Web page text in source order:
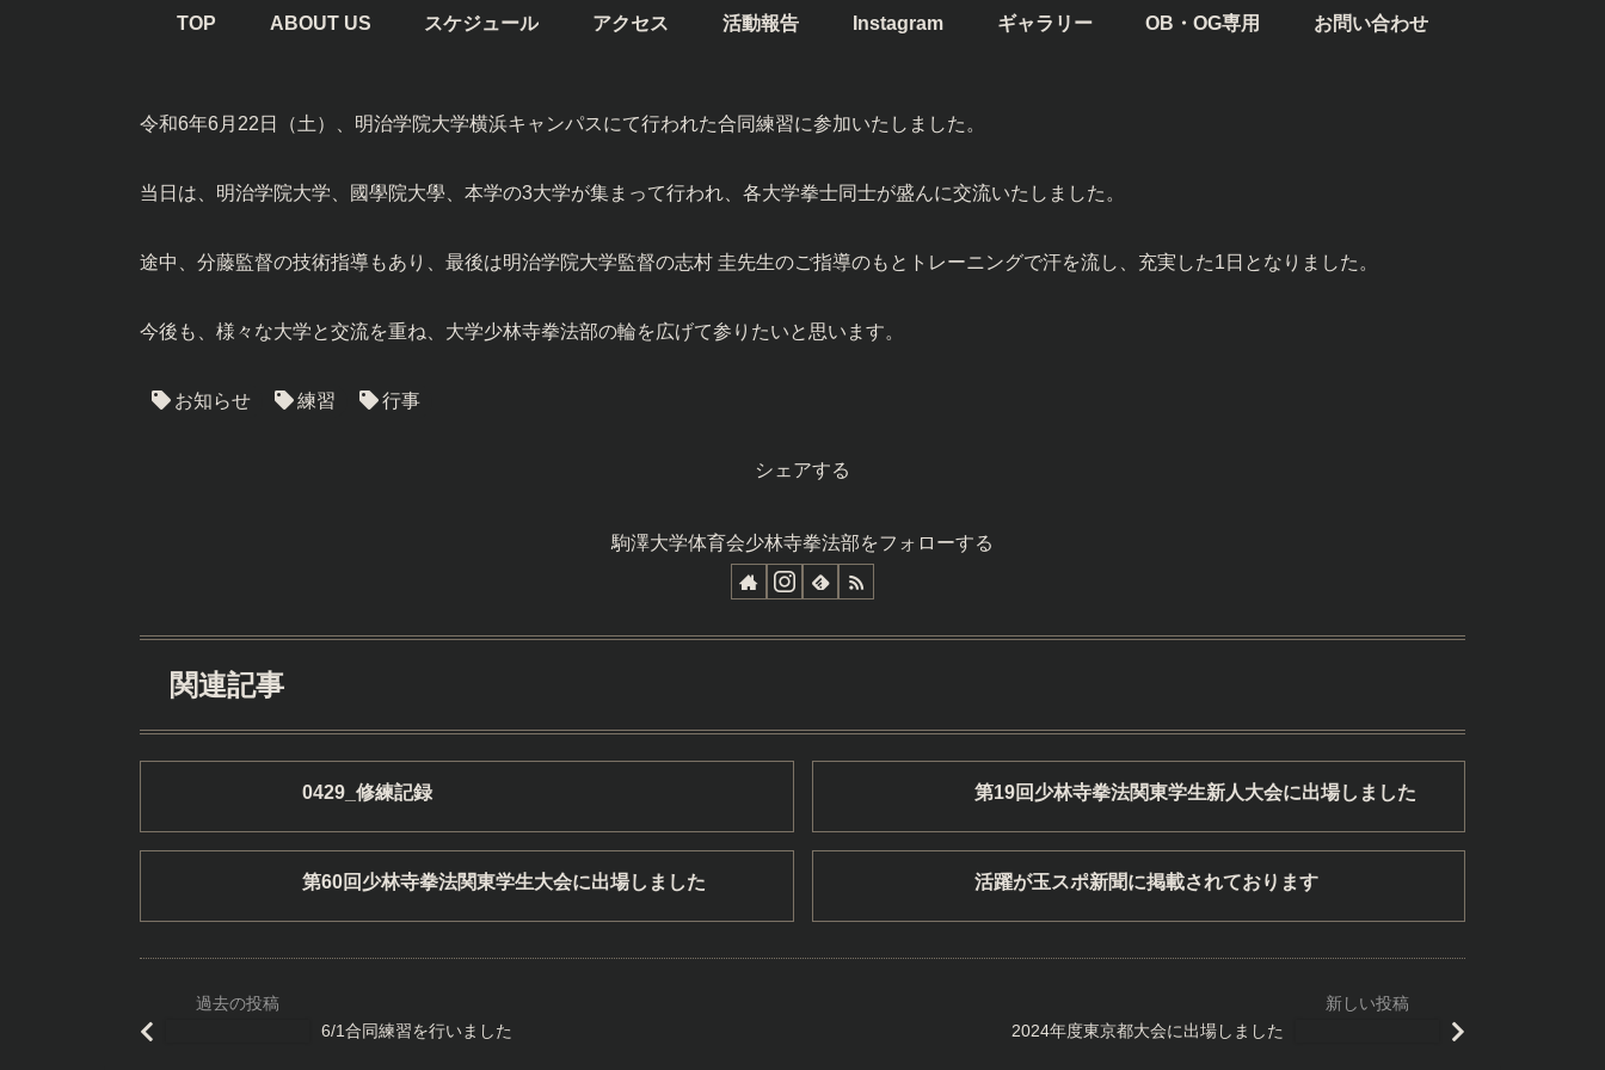
TOP ABOUT US スケジュール アクセス 活動報告 Instagram ギャラリー OB・OG専用 お問い合わせ
令和6年6月22日（土）、明治学院大学横浜キャンパスにて行われた合同練習に参加いたしました。
当日は、明治学院大学、國學院大學、本学の3大学が集まって行われ、各大学拳士同士が盛んに交流いたしました。
途中、分藤監督の技術指導もあり、最後は明治学院大学監督の志村 圭先生のご指導のもとトレーニングで汗を流し、充実した1日となりました。
今後も、様々な大学と交流を重ね、大学少林寺拳法部の輪を広げて参りたいと思います。
お知らせ 練習 行事
シェアする
駒澤大学体育会少林寺拳法部をフォローする
関連記事
0429_修練記録 第19回少林寺拳法関東学生新人大会に出場しました
第60回少林寺拳法関東学生大会に出場しました 活躍が玉スポ新聞に掲載されております
6/1合同練習を行いました 2024年度東京都大会に出場しました